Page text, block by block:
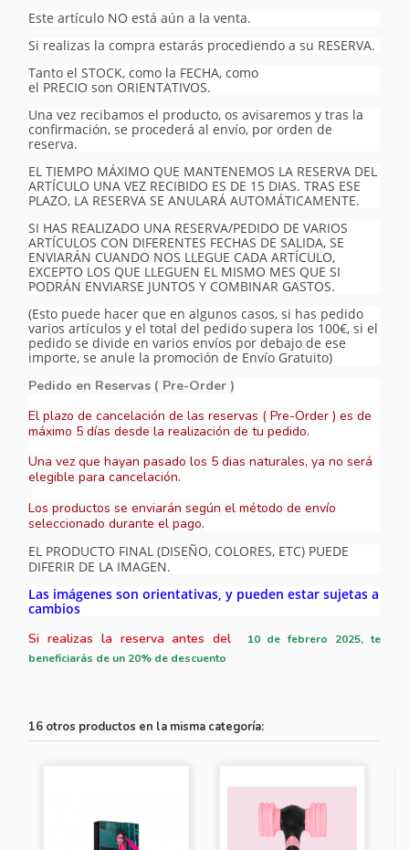
Este artículo NO está aún a la venta.
Si realizas la compra estarás procediendo a su RESERVA.
Tanto el STOCK, como la FECHA, como
el PRECIO son ORIENTATIVOS.
Una vez recibamos el producto, os avisaremos y tras la
confirmación, se procederá al envío, por orden de
reserva.
EL TIEMPO MÁXIMO QUE MANTENEMOS LA RESERVA DEL
ARTÍCULO UNA VEZ RECIBIDO ES DE 15 DIAS. TRAS ESE
PLAZO, LA RESERVA SE ANULARÁ AUTOMÁTICAMENTE.
SI HAS REALIZADO UNA RESERVA/PEDIDO DE VARIOS
ARTÍCULOS CON DIFERENTES FECHAS DE SALIDA, SE
ENVIARÁN CUANDO NOS LLEGUE CADA ARTÍCULO,
EXCEPTO LOS QUE LLEGUEN EL MISMO MES QUE SI
PODRÁN ENVIARSE JUNTOS Y COMBINAR GASTOS.
(Esto puede hacer que en algunos casos, si has pedido
varios artículos y el total del pedido supera los 100€, si el
pedido se divide en varios envíos por debajo de ese
importe, se anule la promoción de Envío Gratuito)
Pedido en Reservas ( Pre-Order )
El plazo de cancelación de las reservas ( Pre-Order ) es de
máximo 5 días desde la realización de tu pedido.
Una vez que hayan pasado los 5 dias naturales, ya no será
elegible para cancelación.
Los productos se enviarán según el método de envío
seleccionado durante el pago.
EL PRODUCTO FINAL (DISEÑO, COLORES, ETC) PUEDE
DIFERIR DE LA IMAGEN.
Las imágenes son orientativas, y pueden estar sujetas a
cambios
Si realizas la reserva antes del
10 de febrero 2025, te
beneficiarás de un 20% de descuento
16 otros productos en la misma categoría: